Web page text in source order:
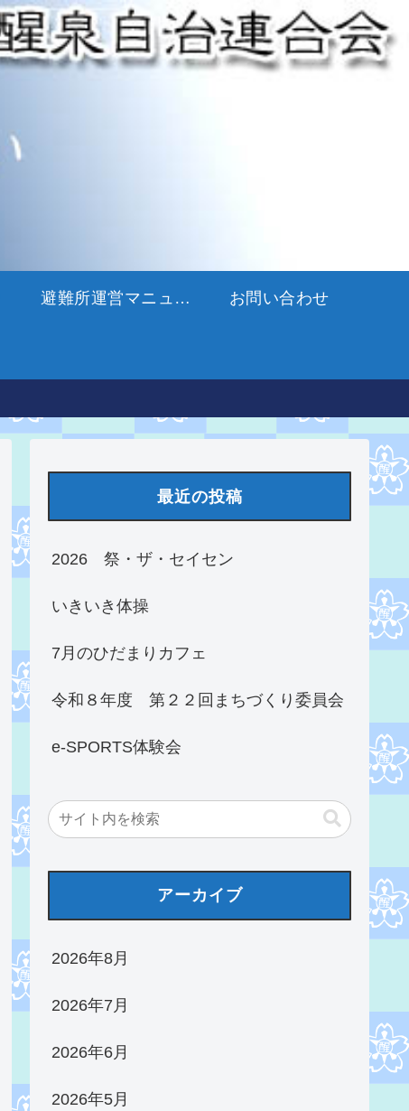
避難所運営マニュアル お問い合わせ
最近の投稿
2026 祭・ザ・セイセン
いきいき体操
7月のひだまりカフェ
令和８年度 第２２回まちづくり委員会
e-SPORTS体験会
アーカイブ
2026年8月
2026年7月
2026年6月
2026年5月